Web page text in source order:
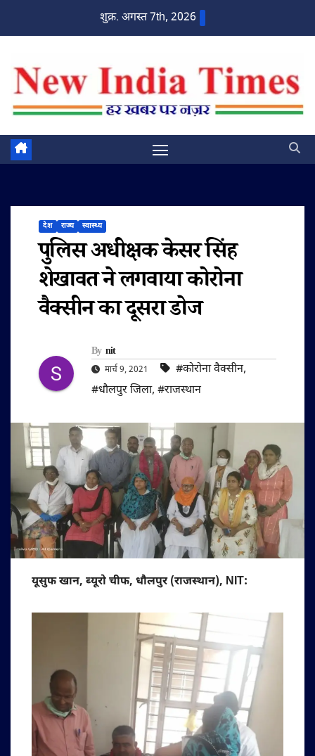
शुक्र. अगस्त 7th, 2026
देश राज्य स्वास्थ्य
पुलिस अधीक्षक केसर सिंह
शेखावत ने लगवाया कोरोना
वैक्सीन का दूसरा डोज
By nit
मार्च 9, 2021 #कोरोना वैक्सीन,
#धौलपुर जिला, #राजस्थान
यूसुफ खान, ब्यूरो चीफ, धौलपुर (राजस्थान), NIT: